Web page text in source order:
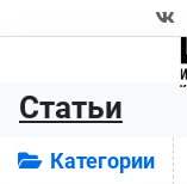
Статьи
Категории